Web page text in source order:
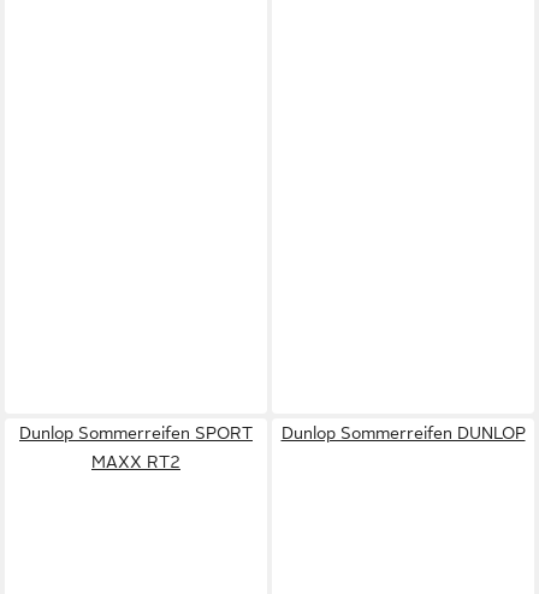
Dunlop Sommerreifen SPORT
MAXX RT2
Dunlop Sommerreifen DUNLOP